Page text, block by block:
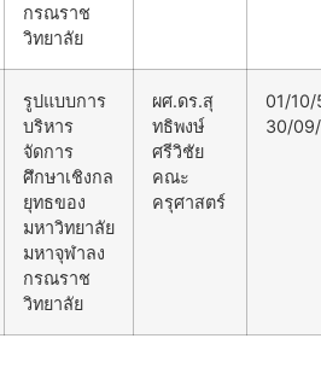
กรณราช
วิทยาลัย
รูปแบบการ
บริหาร
จัดการ
ศึกษาเชิงกล
ยุทธของ
มหาวิทยาลัย
มหาจุฬาลง
กรณราช
วิทยาลัย
ผศ.ดร.สุ
ทธิพงษ์
ศรีวิชัย
คณะ
ครุศาสตร์
01/
30/